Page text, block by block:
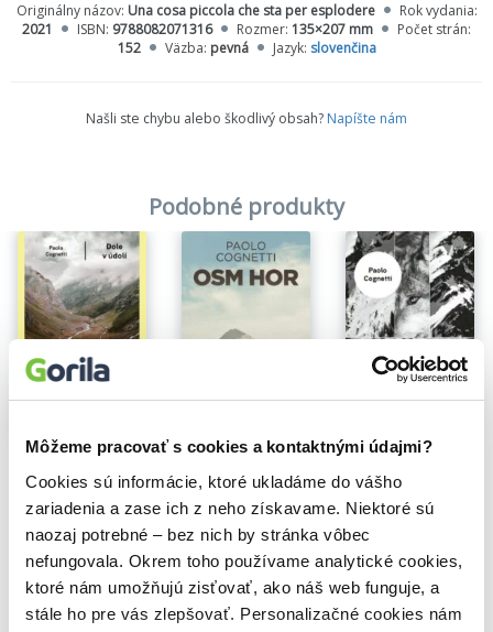
Môžeme pracovať s cookies a kontaktnými údajmi?
Cookies sú informácie, ktoré ukladáme do vášho
zariadenia a zase ich z neho získavame. Niektoré sú
naozaj potrebné – bez nich by stránka vôbec
nefungovala. Okrem toho používame analytické cookies,
ktoré nám umožňujú zisťovať, ako náš web funguje, a
stále ho pre vás zlepšovať. Personalizačné cookies nám
každodenný život a v období dospievania nachádza magické
miesto, v ktorom postavy rozprávajúce o svojom živote odhaľujú
Originálny názov: Una cosa piccola che sta per esplodere
Rok vydania:
2021
ISBN: 9788082071316 Rozmer: 135×207 mm
Počet strán:
152
Väzba: pevná Jazyk: slovenčina
Našli ste chybu alebo škodlivý obsah? Napíšte nám
Podobné produkty
Dole v údolí
Paolo Cognetti
11,10€
Osm hor
Paolo Cognetti
12,40€
Vlčie šťastie
Paolo Cognetti
10,19€
Vybrané pre teba